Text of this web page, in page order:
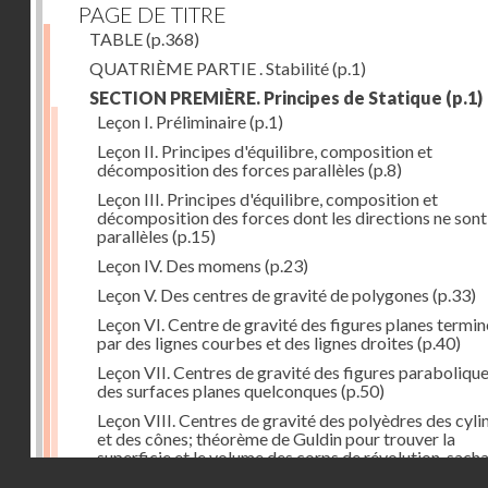
PAGE DE TITRE
TABLE(p.368)
QUATRIÈME PARTIE . Stabilité(p.1)
SECTION PREMIÈRE. Principes de Statique (p.1)
Leçon I. Préliminaire(p.1)
Leçon II. Principes d'équilibre, composition et
décomposition des forces parallèles (p.8)
Leçon III. Principes d'équilibre, composition et
décomposition des forces dont les directions ne
parallèles (p.15)
Leçon IV. Des momens (p.23)
Leçon V. Des centres de gravité de polygones (p.33)
Leçon VI. Centre de gravité des figures planes
par des lignes courbes et des lignes droites (p.40)
Leçon VII. Centres de gravité des figures
des surfaces planes quelconques (p.50)
Leçon VIII. Centres de gravité des polyèdres des
et des cônes; théorème de Guldin pour trouver la
superficie et le volume des corps de révolution,